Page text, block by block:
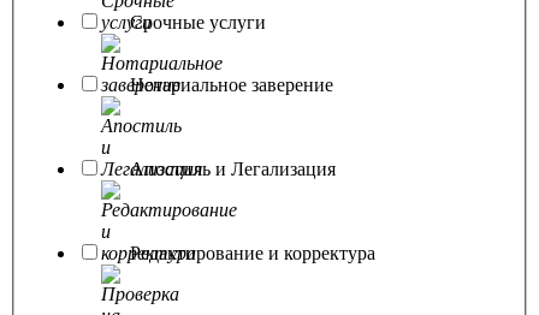
Срочные услуги
Нотариальное заверение
Апостиль и Легализация
Редактирование и корректура